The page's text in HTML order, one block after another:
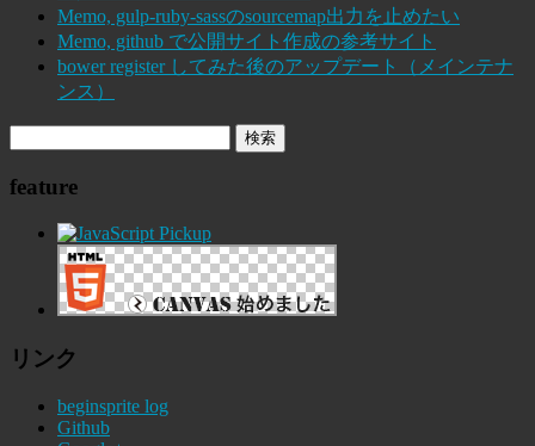
Memo, gulp-ruby-sassのsourcemap出力を止めたい
Memo, github で公開サイト作成の参考サイト
bower register してみた後のアップデート（メインテナ
ンス）
feature
リンク
beginsprite log
Github